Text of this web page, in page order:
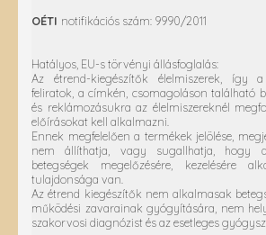
OÉTI notifikációs szám: 9990/2011
Hatályos, EU-s törvényi állásfoglalás:
Az étrend-kiegészítők élelmiszerek, így
feliratok, a címkén, csomagoláson található
és reklámozásukra az élelmiszereknél
előírásokat kell alkalmazni.
Ennek megfelelően a termékek jelölése,
nem állíthatja, vagy sugallhatja, hogy
betegségek megelőzésére, kezelésére
tulajdonsága van.
Az étrend kiegészítők nem alkalmasak
működési zavarainak gyógyítására, nem
szakorvosi diagnózist és az esetleges